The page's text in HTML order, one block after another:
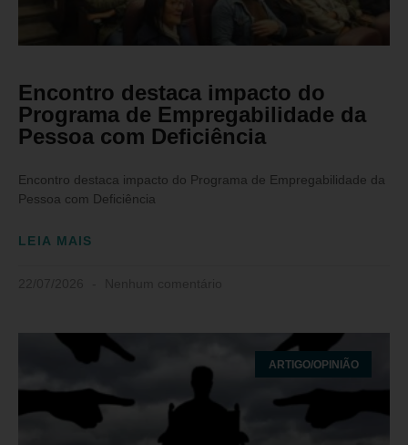
Encontro destaca impacto do
Programa de Empregabilidade da
Pessoa com Deficiência
Encontro destaca impacto do Programa de Empregabilidade da
Pessoa com Deficiência
LEIA MAIS
ARTIGO/OPINIÃO